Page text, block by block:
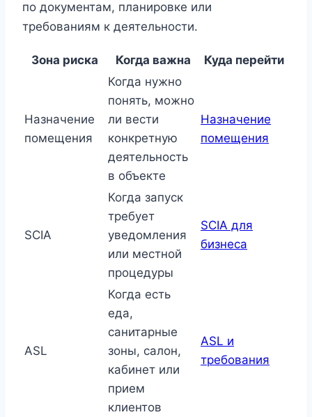
по документам, планировке или
требованиям к деятельности.
Зона риска Когда важна Куда перейти
Назначение
помещения
Когда нужно
понять, можно
ли вести
конкретную
деятельность
в объекте
Назначение
помещения
SCIA
Когда запуск
требует
уведомления
или местной
процедуры
SCIA для
бизнеса
ASL
Когда есть
еда,
санитарные
зоны, салон,
кабинет или
прием
клиентов
ASL и
требования